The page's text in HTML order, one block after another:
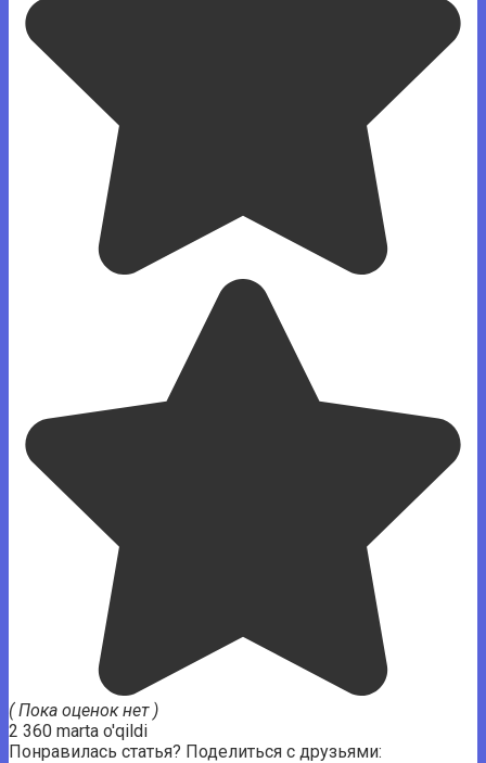
( Пока оценок нет )
2 360 marta o'qildi
Понравилась статья? Поделиться с друзьями: